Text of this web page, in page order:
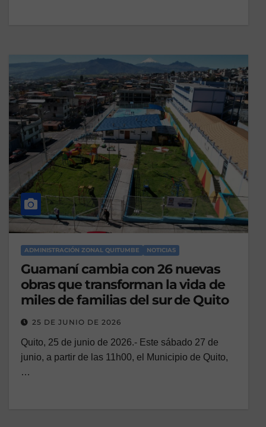
ADMINISTRACIÓN ZONAL QUITUMBE NOTICIAS
Guamaní cambia con 26 nuevas
obras que transforman la vida de
miles de familias del sur de Quito
25 DE JUNIO DE 2026
Quito, 25 de junio de 2026.- Este sábado 27 de
junio, a partir de las 11h00, el Municipio de Quito,
…